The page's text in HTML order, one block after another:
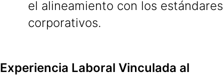
el alineamiento con los estándares
corporativos.
Experiencia Laboral Vinculada al